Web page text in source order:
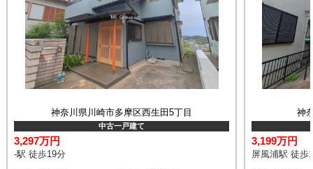
神奈川県川崎市多摩区西生田5丁目
中古一戸建て
3,297万円
-駅 徒歩19分
神
3,199万円
屏風浦駅 徒歩